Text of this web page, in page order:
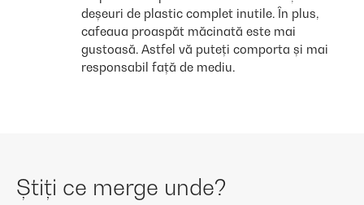
deșeuri de plastic complet inutile. În plus,
cafeaua proaspăt măcinată este mai
gustoasă. Astfel vă puteți comporta și mai
responsabil față de mediu.
Știți ce merge unde?